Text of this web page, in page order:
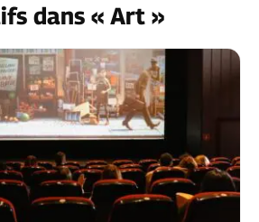
dans « Art »